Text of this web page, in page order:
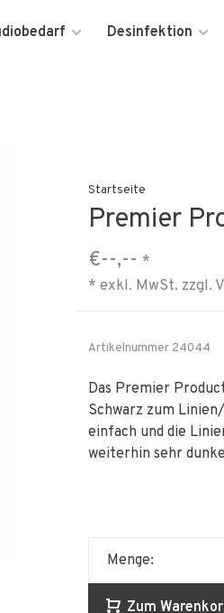
Desinfektion
Startseite
Premier
€--,-- *
* exkl. MwSt. zzgl.
Artikelnummer24044
Das Premier
Schwarz zum
einfach und die
weiterhin sehr
Menge:
Zum